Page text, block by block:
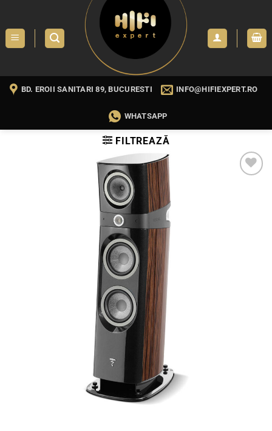
content
BD. EROII SANITARI 89, BUCURESTI INFO@HIFIEXPERT.RO
WHATSAPP
FILTREAZĂ